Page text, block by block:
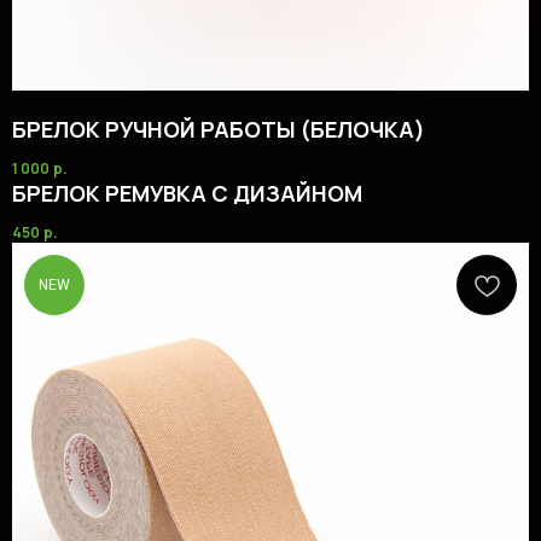
БРЕЛОК РУЧНОЙ РАБОТЫ (БЕЛОЧКА)
1 000 р.
БРЕЛОК РЕМУВКА С ДИЗАЙНОМ
450 р.
NEW
+7 904 387 63 37
AEROBICS.SHOP@YA.RU
ГЛАВНАЯ